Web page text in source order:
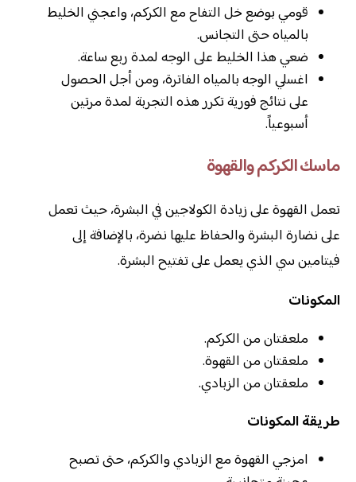
قومي بوضع خل التفاح مع الكركم، واعجني الخليط
بالمياه حتى التجانس.
ضعي هذا الخليط على الوجه لمدة ربع ساعة.
اغسلي الوجه بالمياه الفاترة، ومن أجل الحصول
على نتائج فورية تكرر هذه التجربة لمدة مرتين
أسبوعياً.
ماسك الكركم والقهوة
تعمل القهوة على زيادة الكولاجين في البشرة، حيث تعمل
على نضارة البشرة والحفاظ عليها نضرة، بالإضافة إلى
فيتامين سي الذي يعمل على تفتيح البشرة.
المكونات
ملعقتان من الكركم.
ملعقتان من القهوة.
ملعقتان من الزبادي.
طريقة المكونات
امزجي القهوة مع الزبادي والكركم، حتى تصبح